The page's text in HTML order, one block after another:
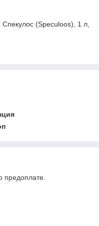
(Speculoos), 1 л,
предоплате.